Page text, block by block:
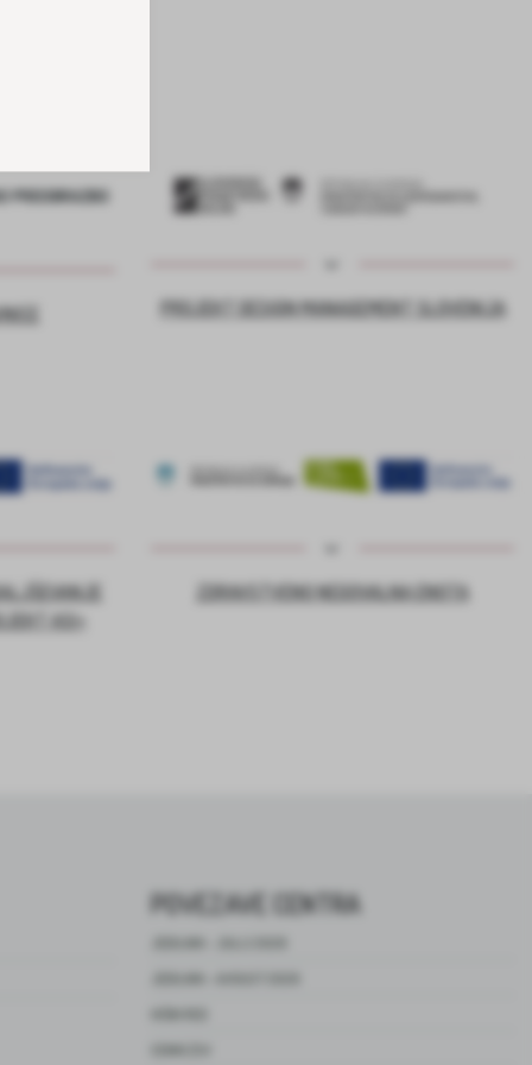
PROJEKT DESIGN MANAGEMENT SLOVENIJA
ASI+
ZDRAVSTVENO NEGOVALNA ENOTA
POVEZAVE CENTRA